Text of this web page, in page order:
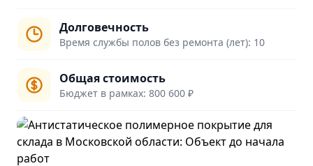
Долговечность
Время службы полов без ремонта (лет): 10
Общая стоимость
Бюджет в рамках: 800 600 ₽